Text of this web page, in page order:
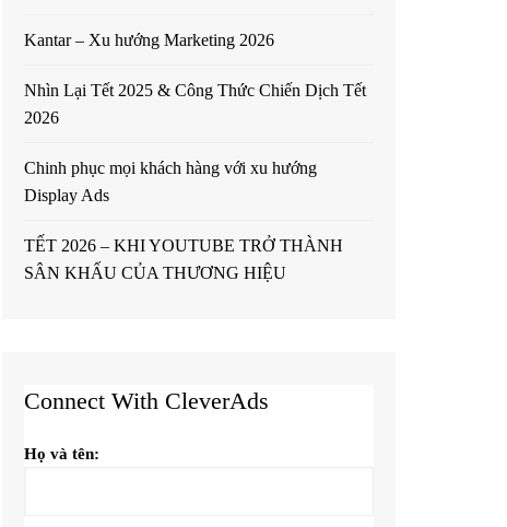
Kantar – Xu hướng Marketing 2026
Nhìn Lại Tết 2025 & Công Thức Chiến Dịch Tết
2026
Chinh phục mọi khách hàng với xu hướng
Display Ads
TẾT 2026 – KHI YOUTUBE TRỞ THÀNH
SÂN KHẤU CỦA THƯƠNG HIỆU
Connect With CleverAds
Họ và tên: